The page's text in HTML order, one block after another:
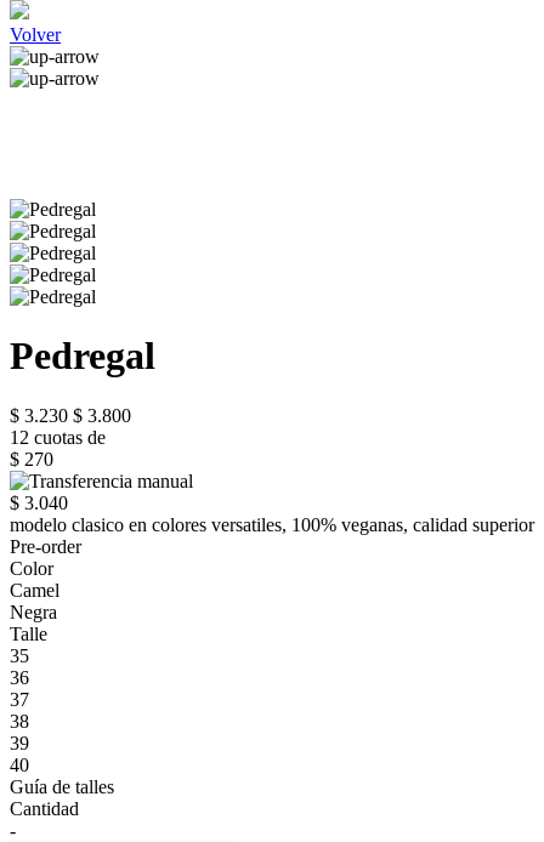
Volver
Pedregal
$ 3.230 $ 3.800
12 cuotas de
$ 270
$ 3.040
modelo clasico en colores versatiles, 100% veganas, calidad superior
Pre-order
Color
Camel
Negra
Talle
35
36
37
38
39
40
Guía de talles
Cantidad
-